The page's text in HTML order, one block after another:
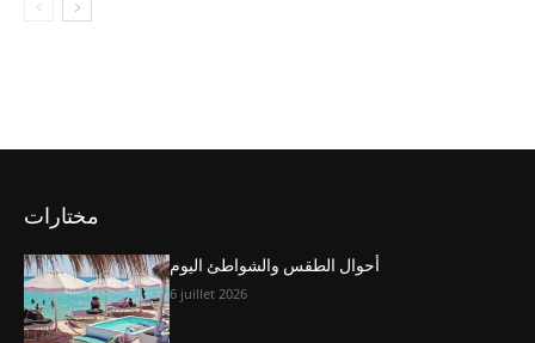
مختارات
أحوال الطقس والشواطئ اليوم
6 juillet 2026